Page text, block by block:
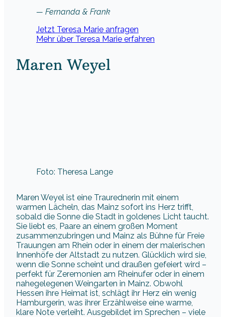
— Fernanda & Frank
Jetzt Teresa Marie anfragen
Mehr über Teresa Marie erfahren
Maren Weyel
Sie liebt es, Paare an einem großen Moment
zusammenzubringen und Mainz als Bühne für Freie
Innenhöfe der Altstadt zu nutzen. Glücklich wird sie,
wenn die Sonne scheint und draußen gefeiert wird –
perfekt für Zeremonien am Rheinufer oder in einem
nahegelegenen Weingarten in Mainz. Obwohl
Hessen ihre Heimat ist, schlägt ihr Herz ein wenig
Hamburgerin, was ihrer Erzählweise eine warme,
klare Note verleiht. Ausgebildet im Sprechen – viele
Jahre bei NDR 2 zu Hause, heute hört man sie eher
in Dokus, doch genau diese Erfahrung macht sie zu
einer ruhigen, bildhaften Erzählerin bei Trauungen.
Drei Kinder haben ihr das Talent fürs Schatzsuchen
vererbt – sie erfindet mit ihnen kleine
Überraschungen, damit jede Zeremonie eine